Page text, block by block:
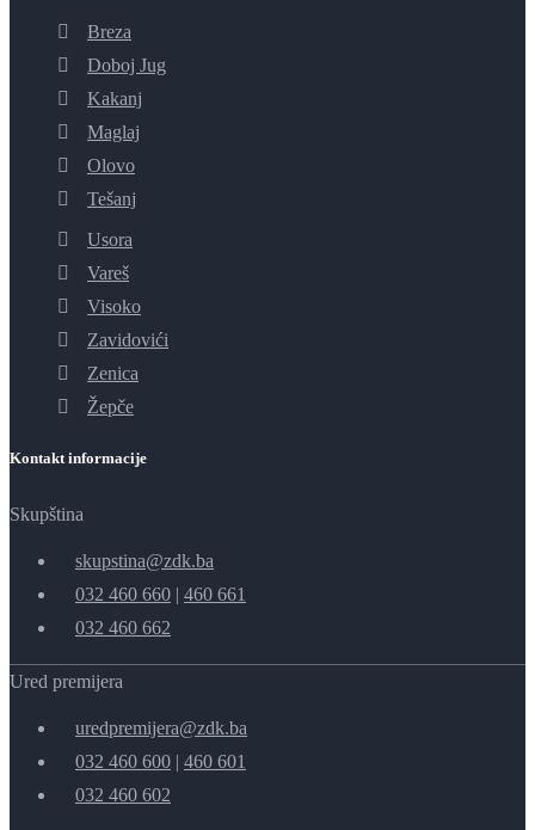
Breza
Doboj Jug
Kakanj
Maglaj
Olovo
Tešanj
Usora
Vareš
Visoko
Zavidovići
Zenica
Žepče
Kontakt informacije
Skupština
skupstina@zdk.ba
032 460 660 | 460 661
032 460 662
Ured premijera
uredpremijera@zdk.ba
032 460 600 | 460 601
032 460 602